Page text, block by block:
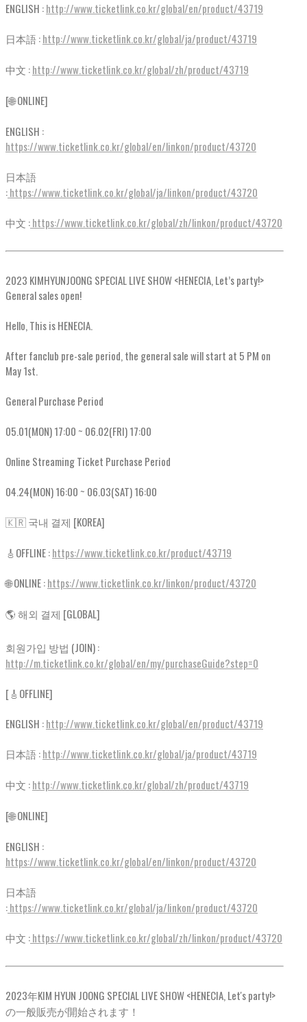
ENGLISH :http://www.ticketlink.co.kr/global/en/product/43719
日本語 :http://www.ticketlink.co.kr/global/ja/product/43719
中文 :http://www.ticketlink.co.kr/global/zh/product/43719
[🌐 ONLINE]
ENGLISH :
https://www.ticketlink.co.kr/global/en/linkon/product/43720
日本語
:https://www.ticketlink.co.kr/global/ja/linkon/product/43720
中文 :https://www.ticketlink.co.kr/global/zh/linkon/product/43720
2023 KIMHYUNJOONG SPECIAL LIVE SHOW <HENECIA, Let’s party!>
General sales open!
Hello, This is HENECIA.
After fanclub pre-sale period, the general sale will start at 5 PM on
May 1st.
General Purchase Period
05.01(MON) 17:00 ~ 06.02(FRI) 17:00
Online Streaming Ticket Purchase Period
04.24(MON) 16:00 ~ 06.03(SAT) 16:00
🇰🇷 국내 결제 [KOREA]
🎸OFFLINE :https://www.ticketlink.co.kr/product/43719
🌐 ONLINE :https://www.ticketlink.co.kr/linkon/product/43720
🌎 해외 결제 [GLOBAL]
회원가입 방법 (JOIN) :
http://m.ticketlink.co.kr/global/en/my/purchaseGuide?step=0
[🎸OFFLINE]
ENGLISH :http://www.ticketlink.co.kr/global/en/product/43719
日本語 :http://www.ticketlink.co.kr/global/ja/product/43719
中文 :http://www.ticketlink.co.kr/global/zh/product/43719
[🌐 ONLINE]
ENGLISH :
https://www.ticketlink.co.kr/global/en/linkon/product/43720
日本語
:https://www.ticketlink.co.kr/global/ja/linkon/product/43720
中文 :https://www.ticketlink.co.kr/global/zh/linkon/product/43720
2023年KIM HYUN JOONG SPECIAL LIVE SHOW <HENECIA, Let's party!>
の一般販売が開始されます！